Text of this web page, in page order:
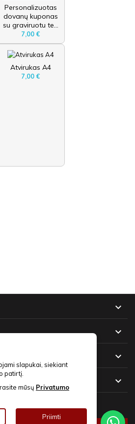
Personalizuotas
dovanų kuponas
su graviruotu te...
7,00 €
Atvirukas A4
7,00 €




slapukai, siekiant
patirtį.
mūsų Privatumo
Priimti